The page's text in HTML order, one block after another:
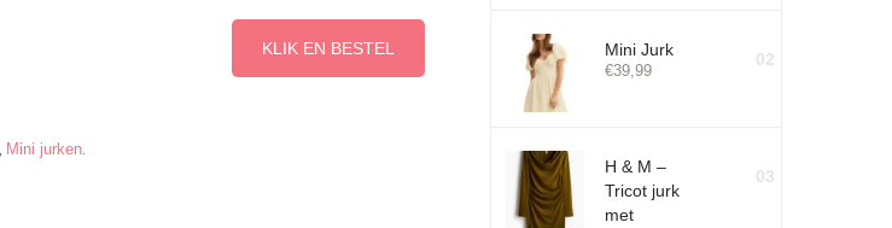
KLIK EN BESTEL
Mini jurken
Mini Jurk
€39,99
02
H & M –
Tricot jurk
met
03